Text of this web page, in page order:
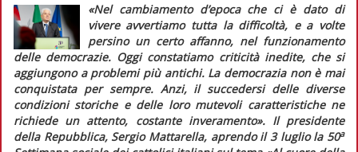
«Nel cambiamento d’epoca che ci è dato di
vivere avvertiamo tutta la difficoltà, e a volte
persino un certo affanno, nel funzionamento
delle democrazie. Oggi constatiamo criticità inedite, che si
aggiungono a problemi più antichi. La democrazia non è mai
conquistata per sempre. Anzi, il succedersi delle diverse
condizioni storiche e delle loro mutevoli caratteristiche ne
richiede un attento, costante inveramento».Il presidente
della Repubblica, Sergio Mattarella, aprendo il 3 luglio la 50a